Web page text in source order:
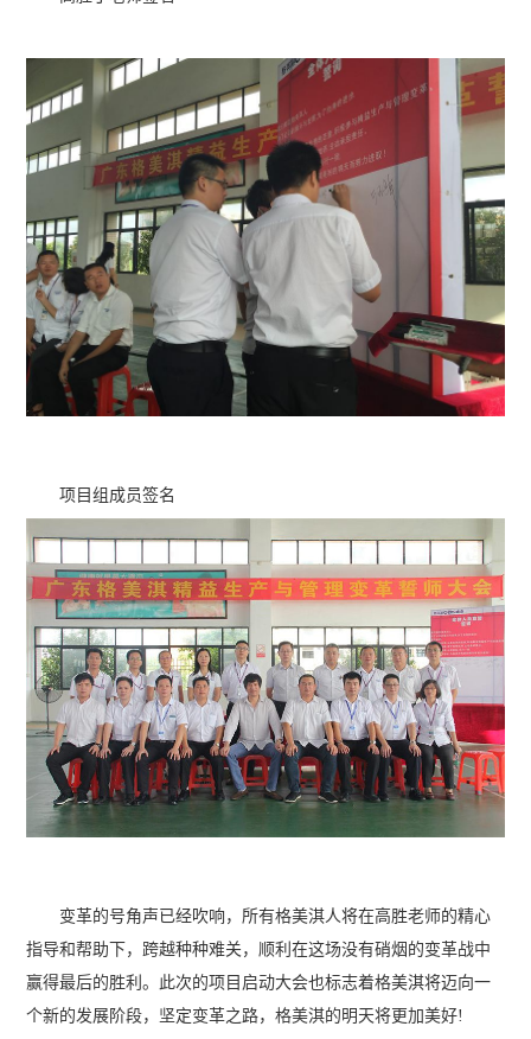
项目组成员签名
变革的号角声已经吹响，所有格美淇人将在高胜老师的精心
指导和帮助下，跨越种种难关，顺利在这场没有硝烟的变革战中
赢得最后的胜利。此次的项目启动大会也标志着格美淇将迈向一
个新的发展阶段，坚定变革之路，格美淇的明天将更加美好!